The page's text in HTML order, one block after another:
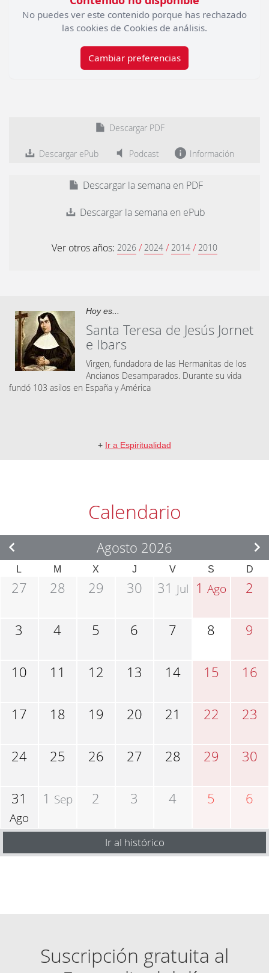
No puedes ver este contenido porque has rechazado
las cookies de Cookies de análisis.
Cambiar preferencias
Descargar PDF
Descargar ePub Podcast Información
Descargar la semana en PDF
Descargar la semana en ePub
Ver otros años: 2026 / 2024 / 2014 / 2010
Hoy es...
Santa Teresa de Jesús Jornet
e Ibars
Virgen, fundadora de las Hermanitas de los
Ancianos Desamparados. Durante su vida
fundó 103 asilos en España y América
+ Ir a Espiritualidad
Calendario
Agosto 2026
L M X J V S D
27 28 29 30 31 Jul 1Ago 2
3 4 5 6 7 8 9
10 11 12 13 14 15 16
17 18 19 20 21 22 23
24 25 26 27 28 29 30
31
Ago
1 Sep 2 3 4 5 6
Ir al histórico
Suscripción gratuita al